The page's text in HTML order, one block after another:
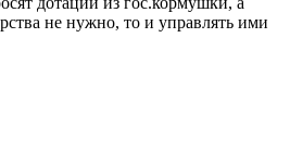
не нужно, то и управлять ими